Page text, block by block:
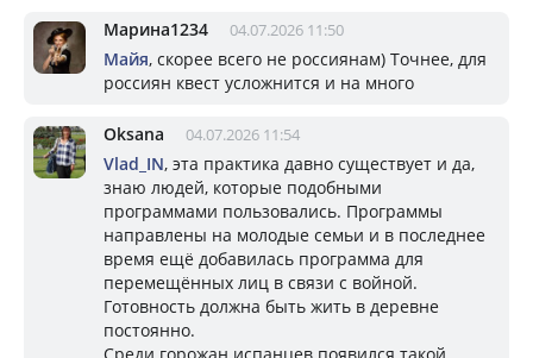
Марина1234 04.07.2026 11:50
Майя, скорее всего не россиянам) Точнее, для
россиян квест усложнится и на много
Oksana 04.07.2026 11:54
Vlad_IN, эта практика давно существует и да,
знаю людей, которые подобными
программами пользовались. Программы
направлены на молодые семьи и в последнее
время ещё добавилась программа для
перемещённых лиц в связи с войной.
Готовность должна быть жить в деревне
постоянно.